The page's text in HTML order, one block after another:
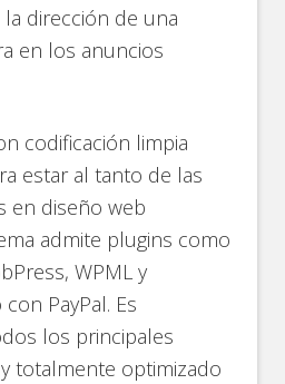
dirección de una
en los anuncios
codificación limpia
estar al tanto de las
en diseño web
admite plugins como
WPML y
PayPal. Es
los principales
totalmente optimizado